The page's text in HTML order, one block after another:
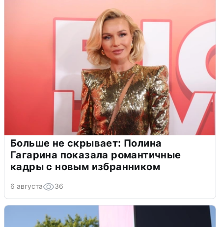
Больше не скрывает: Полина
Гагарина показала романтичные
кадры с новым избранником
6 августа 36